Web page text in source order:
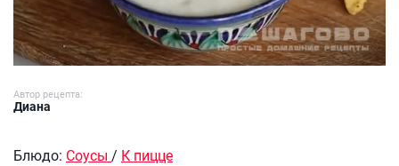
Автор рецепта:
Диана
Блюдо: Соусы / К пицце